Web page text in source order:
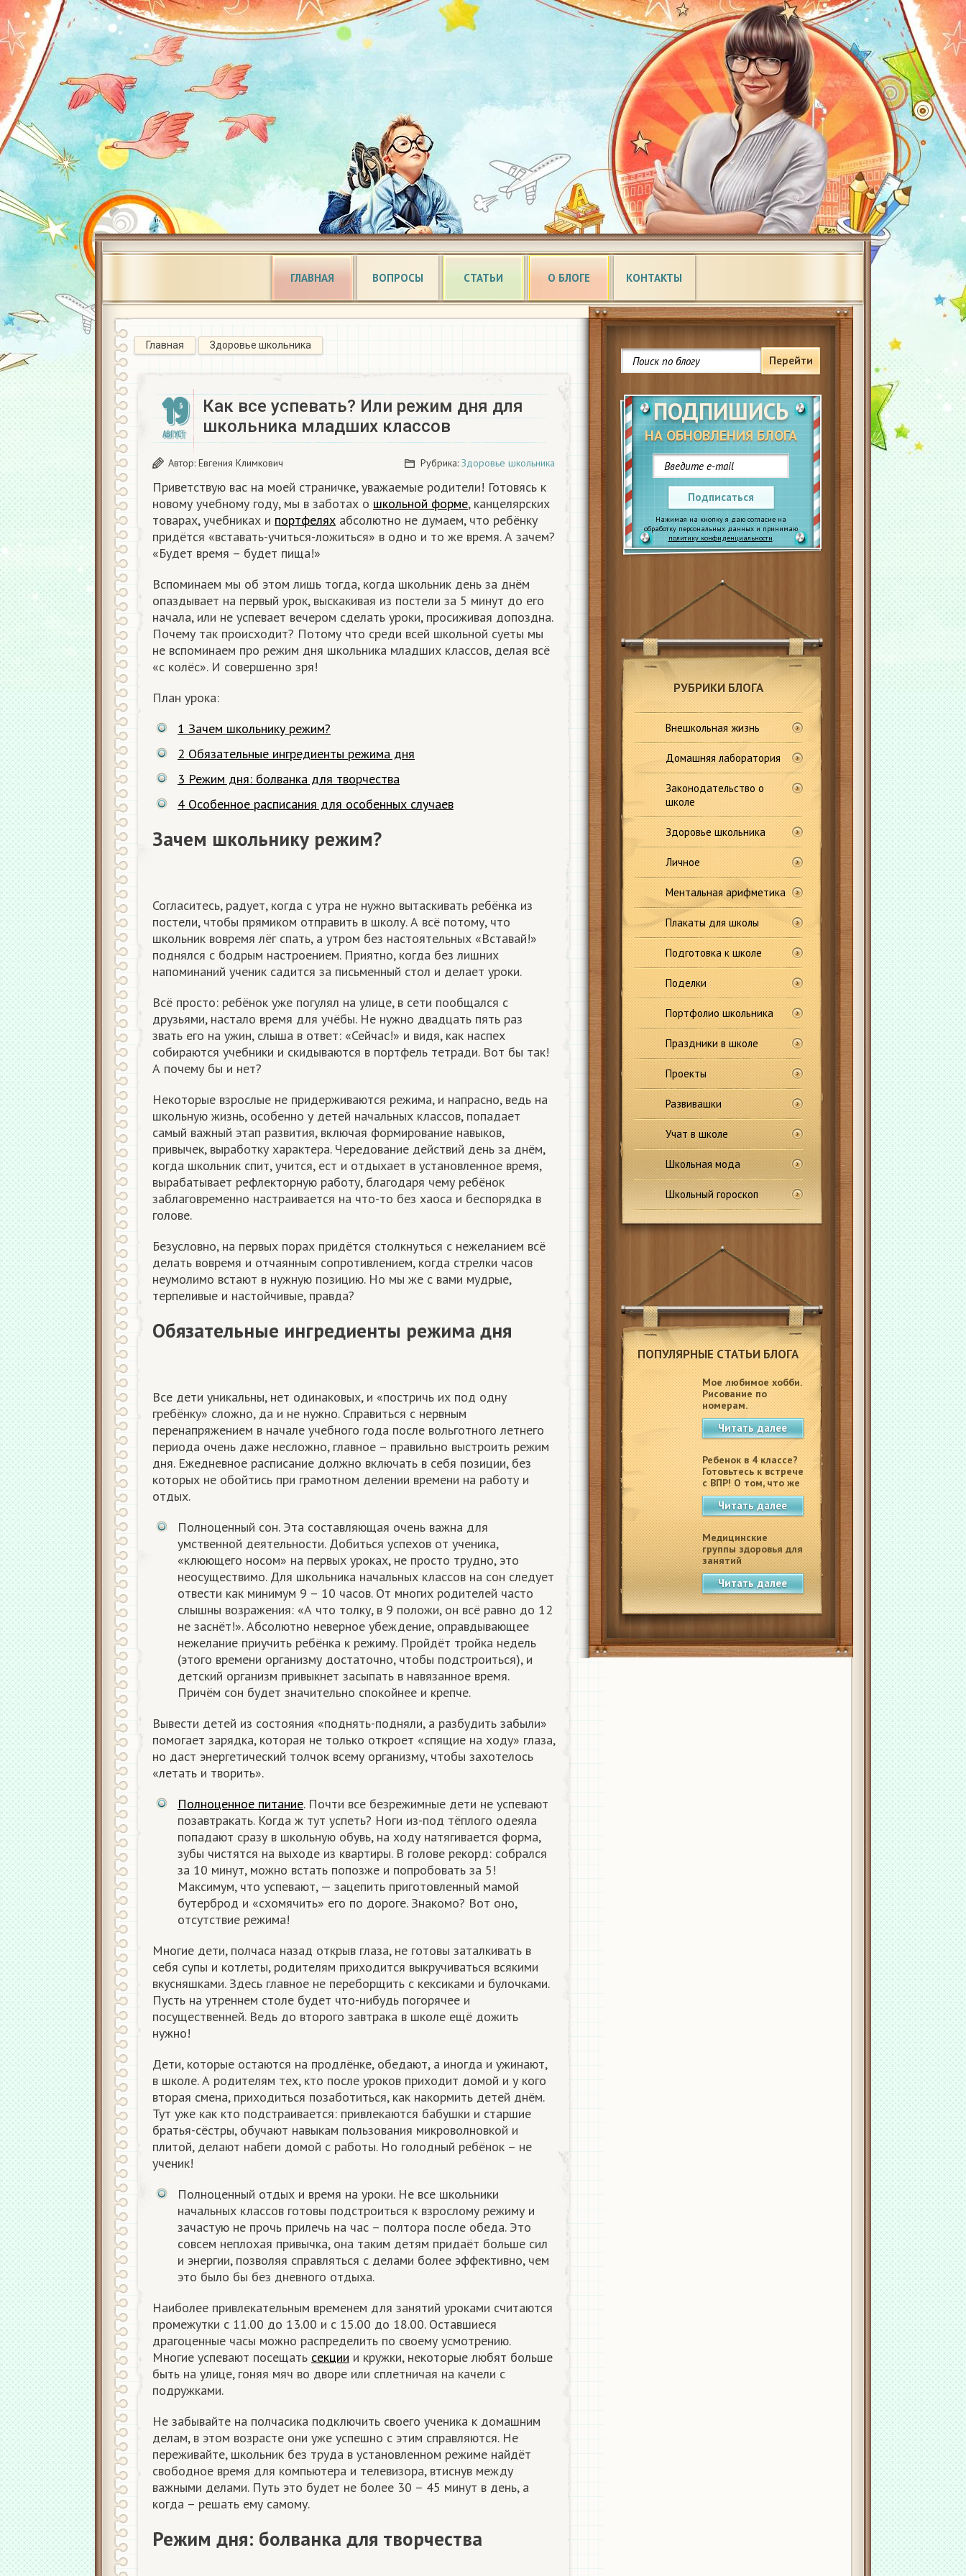
ГЛАВНАЯ ВОПРОСЫ СТАТЬИ О БЛОГЕ КОНТАКТЫ
Перейти
ПОДПИШИСЬ
НА ОБНОВЛЕНИЯ БЛОГА
Подписаться
Нажимая на кнопку я даю согласие на
обработку персональных данных и принимаю
политику конфиденциальности.
РУБРИКИ БЛОГА
Внешкольная жизнь
Домашняя лаборатория
Законодательство о
школе
Здоровье школьника
Личное
Ментальная арифметика
Плакаты для школы
Подготовка к школе
Поделки
Портфолио школьника
Праздники в школе
Проекты
Развивашки
Учат в школе
Школьная мода
Школьный гороскоп
ПОПУЛЯРНЫЕ СТАТЬИ БЛОГА
Мое любимое хобби.
Рисование по
номерам.
Читать далее
Ребенок в 4 классе?
Готовьтесь к встрече
с ВПР! О том, что же
это такое.
Читать далее
Медицинские
группы здоровья для
занятий
физкультурой в
школеЧитать далее
Главная Здоровье школьника
19
АВГУСТ
Как все успевать? Или режим дня для
школьника младших классов
Автор: Евгения Климкович Рубрика: Здоровье школьника
Приветствую вас на моей страничке, уважаемые родители! Готовясь к
новому учебному году, мы в заботах о школьной форме, канцелярских
товарах, учебниках и портфелях абсолютно не думаем, что ребёнку
придётся «вставать-учиться-ложиться» в одно и то же время. А зачем?
«Будет время – будет пища!»
Вспоминаем мы об этом лишь тогда, когда школьник день за днём
опаздывает на первый урок, выскакивая из постели за 5 минут до его
начала, или не успевает вечером сделать уроки, просиживая допоздна.
Почему так происходит? Потому что среди всей школьной суеты мы
не вспоминаем про режим дня школьника младших классов, делая всё
«с колёс». И совершенно зря!
План урока:
1 Зачем школьнику режим?
2 Обязательные ингредиенты режима дня
3 Режим дня: болванка для творчества
4 Особенное расписания для особенных случаев
Зачем школьнику режим?
Согласитесь, радует, когда с утра не нужно вытаскивать ребёнка из
постели, чтобы прямиком отправить в школу. А всё потому, что
школьник вовремя лёг спать, а утром без настоятельных «Вставай!»
поднялся с бодрым настроением. Приятно, когда без лишних
напоминаний ученик садится за письменный стол и делает уроки.
Всё просто: ребёнок уже погулял на улице, в сети пообщался с
друзьями, настало время для учёбы. Не нужно двадцать пять раз
звать его на ужин, слыша в ответ: «Сейчас!» и видя, как наспех
собираются учебники и скидываются в портфель тетради. Вот бы так!
А почему бы и нет?
Некоторые взрослые не придерживаются режима, и напрасно, ведь на
школьную жизнь, особенно у детей начальных классов, попадает
самый важный этап развития, включая формирование навыков,
привычек, выработку характера. Чередование действий день за днём,
когда школьник спит, учится, ест и отдыхает в установленное время,
вырабатывает рефлекторную работу, благодаря чему ребёнок
заблаговременно настраивается на что-то без хаоса и беспорядка в
голове.
Безусловно, на первых порах придётся столкнуться с нежеланием всё
делать вовремя и отчаянным сопротивлением, когда стрелки часов
неумолимо встают в нужную позицию. Но мы же с вами мудрые,
терпеливые и настойчивые, правда?
Обязательные ингредиенты режима дня
Все дети уникальны, нет одинаковых, и «постричь их под одну
гребёнку» сложно, да и не нужно. Справиться с нервным
перенапряжением в начале учебного года после вольготного летнего
периода очень даже несложно, главное – правильно выстроить режим
дня. Ежедневное расписание должно включать в себя позиции, без
которых не обойтись при грамотном делении времени на работу и
отдых.
Полноценный сон. Эта составляющая очень важна для
умственной деятельности. Добиться успехов от ученика,
«клюющего носом» на первых уроках, не просто трудно, это
неосуществимо. Для школьника начальных классов на сон следует
отвести как минимум 9 – 10 часов. От многих родителей часто
слышны возражения: «А что толку, в 9 положи, он всё равно до 12
не заснёт!». Абсолютно неверное убеждение, оправдывающее
нежелание приучить ребёнка к режиму. Пройдёт тройка недель
(этого времени организму достаточно, чтобы подстроиться), и
детский организм привыкнет засыпать в навязанное время.
Причём сон будет значительно спокойнее и крепче.
Вывести детей из состояния «поднять-подняли, а разбудить забыли»
помогает зарядка, которая не только откроет «спящие на ходу» глаза,
но даст энергетический толчок всему организму, чтобы захотелось
«летать и творить».
Полноценное питание. Почти все безрежимные дети не успевают
позавтракать. Когда ж тут успеть? Ноги из-под тёплого одеяла
попадают сразу в школьную обувь, на ходу натягивается форма,
зубы чистятся на выходе из квартиры. В голове рекорд: собрался
за 10 минут, можно встать попозже и попробовать за 5!
Максимум, что успевают, — зацепить приготовленный мамой
бутерброд и «схомячить» его по дороге. Знакомо? Вот оно,
отсутствие режима!
Многие дети, полчаса назад открыв глаза, не готовы заталкивать в
себя супы и котлеты, родителям приходится выкручиваться всякими
вкусняшками. Здесь главное не переборщить с кексиками и булочками.
Пусть на утреннем столе будет что-нибудь погорячее и
посущественней. Ведь до второго завтрака в школе ещё дожить
нужно!
Дети, которые остаются на продлёнке, обедают, а иногда и ужинают,
в школе. А родителям тех, кто после уроков приходит домой и у кого
вторая смена, приходиться позаботиться, как накормить детей днём.
Тут уже как кто подстраивается: привлекаются бабушки и старшие
братья-сёстры, обучают навыкам пользования микроволновкой и
плитой, делают набеги домой с работы. Но голодный ребёнок – не
ученик!
Полноценный отдых и время на уроки. Не все школьники
начальных классов готовы подстроиться к взрослому режиму и
зачастую не прочь прилечь на час – полтора после обеда. Это
совсем неплохая привычка, она таким детям придаёт больше сил
и энергии, позволяя справляться с делами более эффективно, чем
это было бы без дневного отдыха.
Наиболее привлекательным временем для занятий уроками считаются
промежутки с 11.00 до 13.00 и с 15.00 до 18.00. Оставшиеся
драгоценные часы можно распределить по своему усмотрению.
Многие успевают посещать секции и кружки, некоторые любят больше
быть на улице, гоняя мяч во дворе или сплетничая на качели с
подружками.
Не забывайте на полчасика подключить своего ученика к домашним
делам, в этом возрасте они уже успешно с этим справляются. Не
переживайте, школьник без труда в установленном режиме найдёт
свободное время для компьютера и телевизора, втиснув между
важными делами. Путь это будет не более 30 – 45 минут в день, а
когда – решать ему самому.
Режим дня: болванка для творчества